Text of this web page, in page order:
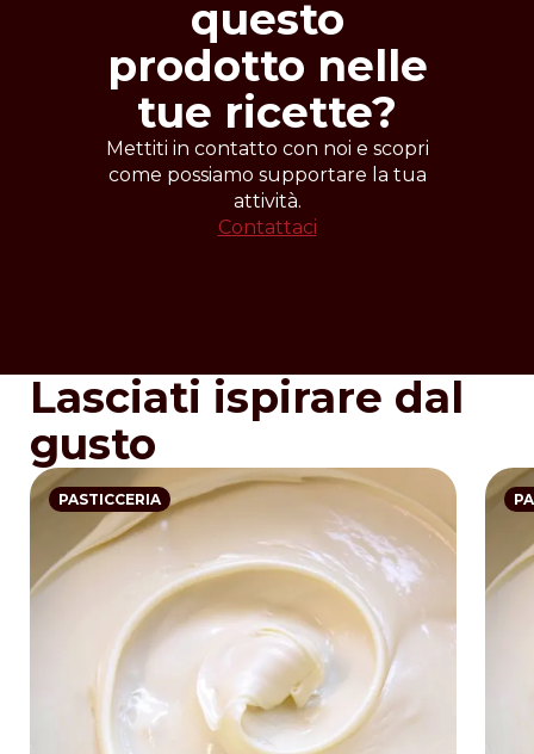
questo
prodotto nelle
tue ricette?
Mettiti in contatto con noi e scopri
come possiamo supportare la tua
attività.
Contattaci
Lasciati ispirare dal
gusto
PASTICCERIA